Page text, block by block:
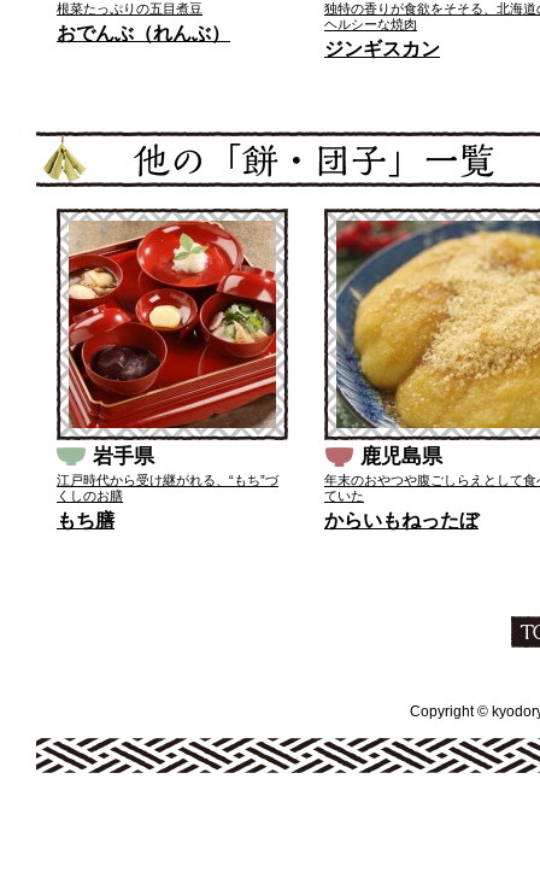
根菜たっぷりの五目煮豆
おでんぶ（れんぶ）
独特の香りが食欲をそそる、北海道
ヘルシーな焼肉
ジンギスカン
岩手県
江戸時代から受け継がれる、“もち”づ
くしのお膳
もち膳
鹿児島県
年末のおやつや腹ごしらえとして食
ていた
からいもねったぼ
Copyright ©